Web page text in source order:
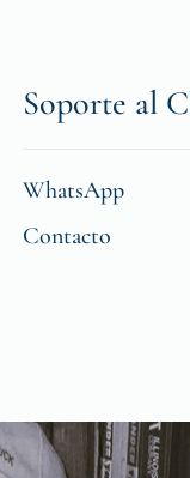
Soporte al
WhatsApp
Contacto